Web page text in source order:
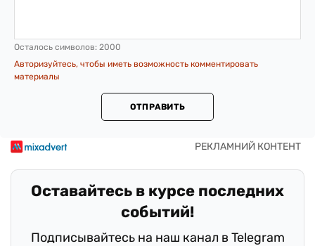
Осталось символов: 2000
Авторизуйтесь, чтобы иметь возможность комментировать
материалы
ОТПРАВИТЬ
Оставайтесь в курсе последних
событий!
Подписывайтесь на наш канал в Telegram